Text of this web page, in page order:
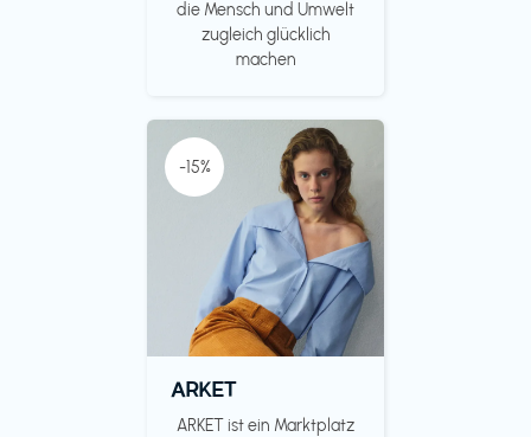
die Mensch und Umwelt
zugleich glücklich
machen
-15%
ARKET
ARKET ist ein Marktplatz